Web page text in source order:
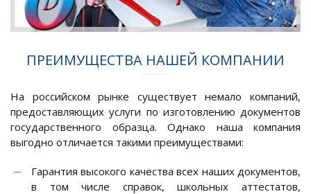
ПРЕИМУЩЕСТВА НАШЕЙ КОМПАНИИ
На российском рынке существует немало компаний,
предоставляющих услуги по изготовлению документов
государственного образца. Однако наша компания
выгодно отличается такими преимуществами:
Гарантия высокого качества всех наших документов,
в том числе справок, школьных аттестатов,